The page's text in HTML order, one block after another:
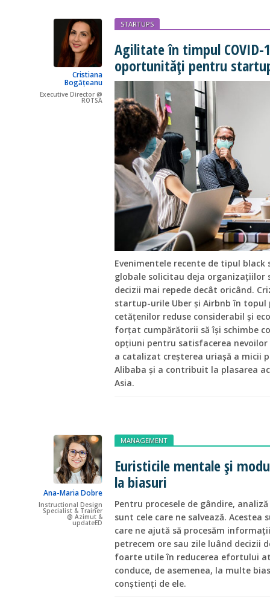
Cristiana
Bogățeanu
Executive Director @
ROTSA
STARTUPS
Agilitate în timpul COVID-
oportunități pentru
Evenimentele recente de tipul black
globale solicitau deja organizațiilor
decizii mai repede decât oricând.
startup-urile Uber și Airbnb în
cetățenilor reduse considerabil și
forțat cumpărătorii să își schimbe
opțiuni pentru satisfacerea nevoilor
a catalizat creșterea uriașă a micii
Alibaba și a contribuit la plasarea
Asia.
Ana-Maria Dobre
Instructional Design
Specialist & Trainer
@ Azimut &
updateED
MANAGEMENT
Euristicile mentale și
la biasuri
Pentru procesele de gândire,
sunt cele care ne salvează.
care ne ajută să procesăm
petrecem ore sau zile luând decizii
foarte utile în reducerea efortului
conduce, de asemenea, la multe
conștienți de ele.